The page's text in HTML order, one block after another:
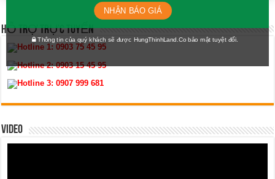
HỖ TRỢ TRỰC TUYẾN
Hotline 1:0903 75 45 95
Hotline 2:0903 15 45 95
Hotline 3:0907 999 681
VIDEO
Thông tin của quý khách sẽ được HungThinhLand.Co bảo mật tuyệt đối.
NHẬN BÁO GIÁ